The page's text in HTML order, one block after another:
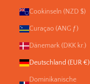
Cookinseln (NZD $)
Curaçao (ANG ƒ)
Dänemark (DKK kr.)
Deutschland (EUR €)
Dominikanische